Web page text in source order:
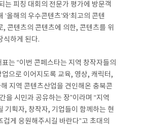
는 피칭 대회의 전문가 평가에 방문객
올해의 우수콘텐츠’와‘최고의 콘텐
, 콘텐츠의 콘텐츠에 의한, 콘텐츠를 위
식하게 된다.
는 “이번 콘페스타는 지역 창작자들의
으로 이어지도록 교육, 영상, 캐릭터,
지역 콘텐츠산업을 견인해온 충북콘
을 시민과 공유하는 장”이라며 “지역
기획자, 창작자, 기업들이 함께하는 현
겁게 응원해주시길 바란다”고 초대의